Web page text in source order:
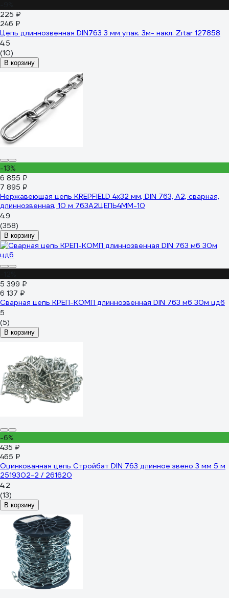
225 ₽
246 ₽
Цепь длиннозвенная DIN763 3 мм упак. 3м- накл. Zitar 127858
4.5
(10)
В корзину
-13%
6 855 ₽
7 895 ₽
Нержавеющая цепь KREPFIELD 4x32 мм, DIN 763, А2, сварная,
длиннозвенная, 10 м 763А2ЦЕПЬ4ММ-10
4.9
(358)
В корзину
5 399 ₽
6 137 ₽
Сварная цепь КРЕП-КОМП длиннозвенная DIN 763 м6 30м цд6
5
(5)
В корзину
-6%
435 ₽
465 ₽
Оцинкованная цепь Стройбат DIN 763 длинное звено 3 мм 5 м
2519302-2 / 261620
4.2
(13)
В корзину